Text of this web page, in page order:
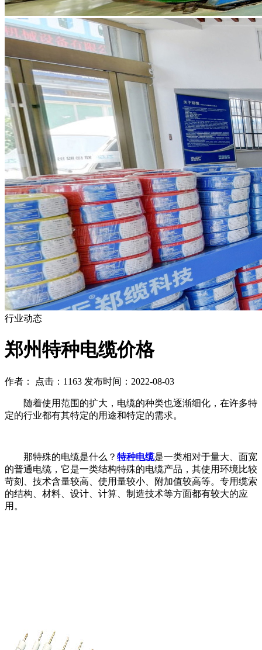
行业动态
郑州特种电缆价格
作者： 点击：1163 发布时间：2022-08-03
随着使用范围的扩大，电缆的种类也逐渐细化，在许多特
定的行业都有其特定的用途和特定的需求。
那特殊的电缆是什么？ 特种电缆是一类相对于量大、面宽
的普通电缆，它是一类结构特殊的电缆产品，其使用环境比较
苛刻、技术含量较高、使用量较小、附加值较高等。专用缆索
的结构、材料、设计、计算、制造技术等方面都有较大的应
用。